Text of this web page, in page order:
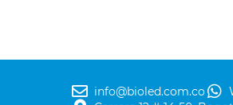
info@bioled.com.co